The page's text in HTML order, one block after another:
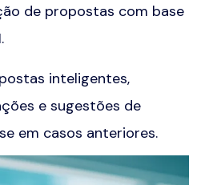
de propostas com base
inteligentes,
e sugestões de
em casos anteriores.